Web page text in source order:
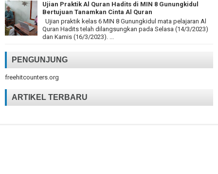
Ujian Praktik Al Quran Hadits di MIN 8 Gunungkidul
Bertujuan Tanamkan Cinta Al Quran
Ujian praktik kelas 6 MIN 8 Gunungkidul mata pelajaran Al
Quran Hadits telah dilangsungkan pada Selasa (14/3/2023)
dan Kamis (16/3/2023). ...
PENGUNJUNG
freehitcounters.org
ARTIKEL TERBARU